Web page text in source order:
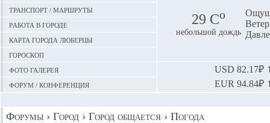
Транспорт / маршруты
Работа в городе
Карта города Люберцы
Гороскоп
Фото галерея
Форум / конференция
29 Сo
небольшой дождь
USD 82.17₽
EUR 94.84₽
Форумы › Город › Город общается › Погода